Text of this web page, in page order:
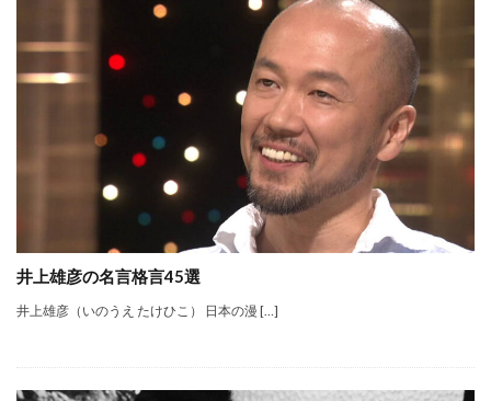
井上雄彦の名言格言45選
井上雄彦（いのうえ たけひこ） 日本の漫 […]